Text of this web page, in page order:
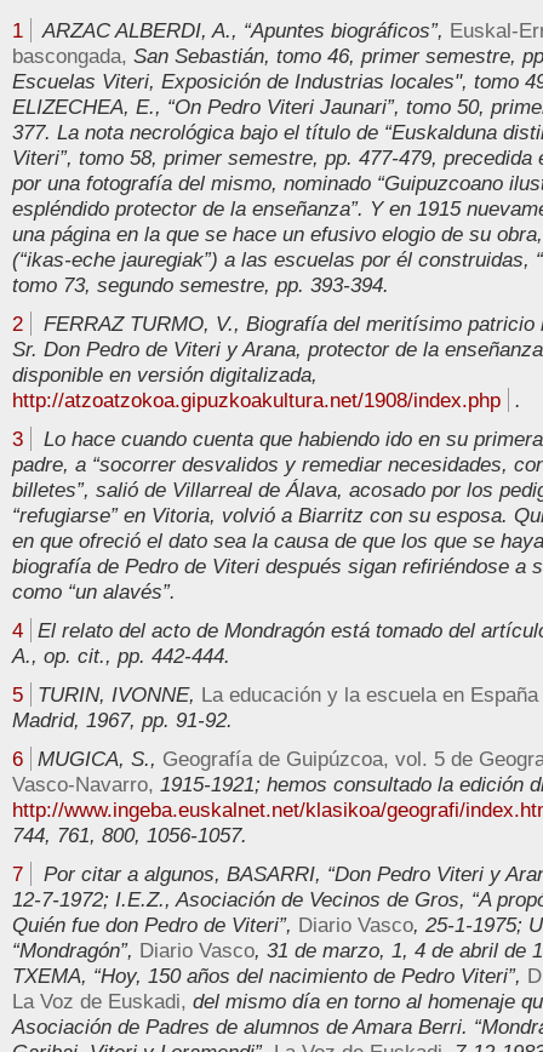
1 ARZAC ALBERDI, A., “Apuntes biográficos”, Euskal-
bascongada, San Sebastián, tomo 46, primer semestre,
Escuelas Viteri, Exposición de Industrias locales", tomo
ELIZECHEA, E., “On Pedro Viteri Jaunari”, tomo 50,
377. La nota necrológica bajo el título de “Euskalduna
Viteri”, tomo 58, primer semestre, pp. 477-479, precedida
por una fotografía del mismo, nominado “Guipuzcoano
espléndido protector de la enseñanza”. Y en 1915
una página en la que se hace un efusivo elogio de su
(“ikas-eche jauregiak”) a las escuelas por él construidas,
tomo 73, segundo semestre, pp. 393-394.
2
FERRAZ TURMO, V., Biografía del meritísimo patricio
Sr. Don Pedro de Viteri y Arana, protector de la
disponible en versión digitalizada,
http://atzoatzokoa.gipuzkoakultura.net/1908/index.php
.
3
Lo hace cuando cuenta que habiendo ido en su
padre, a “socorrer desvalidos y remediar necesidades,
billetes”, salió de Villarreal de Álava, acosado por los
“refugiarse” en Vitoria, volvió a Biarritz con su esposa.
en que ofreció el dato sea la causa de que los que se
biografía de Pedro de Viteri después sigan refiriéndose a
como “un alavés”.
4 El relato del acto de Mondragón está tomado del
A., op. cit., pp. 442-444.
5
TURIN, IVONNE, La educación y la escuela en
Madrid, 1967, pp. 91-92.
6 MUGICA, S., Geografía de Guipúzcoa, vol. 5 de
Vasco-Navarro, 1915-1921; hemos consultado la edición
http://www.ingeba.euskalnet.net/klasikoa/geografi/
744, 761, 800, 1056-1057.
7
Por citar a algunos, BASARRI, “Don Pedro Viteri y
12-7-1972; I.E.Z., Asociación de Vecinos de Gros, “A
Quién fue don Pedro de Viteri”, Diario Vasco, 25-1-1975;
“Mondragón”, Diario Vasco, 31 de marzo, 1, 4 de abril de
TXEMA, “Hoy, 150 años del nacimiento de Pedro Viteri”,
La Voz de Euskadi, del mismo día en torno al homenaje
Asociación de Padres de alumnos de Amara Berri.